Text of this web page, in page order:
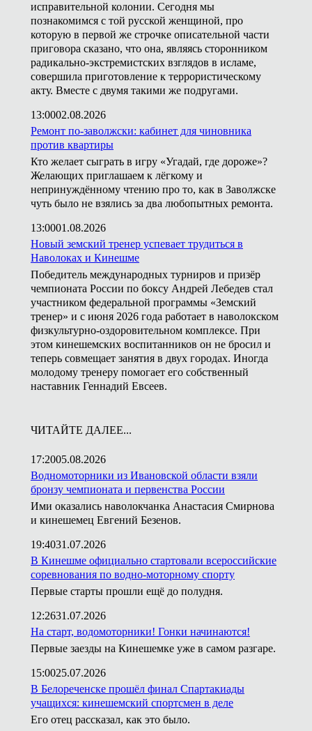
исправительной колонии. Сегодня мы
познакомимся с той русской женщиной, про
которую в первой же строчке описательной части
приговора сказано, что она, являясь сторонником
радикально-экстремистских взглядов в исламе,
совершила приготовление к террористическому
акту. Вместе с двумя такими же подругами.
13:0002.08.2026
Ремонт по-заволжски: кабинет для чиновника
против квартиры
Кто желает сыграть в игру «Угадай, где дороже»?
Желающих приглашаем к лёгкому и
непринуждённому чтению про то, как в Заволжске
чуть было не взялись за два любопытных ремонта.
13:0001.08.2026
Новый земский тренер успевает трудиться в
Наволоках и Кинешме
Победитель международных турниров и призёр
чемпионата России по боксу Андрей Лебедев стал
участником федеральной программы «Земский
тренер» и с июня 2026 года работает в наволокском
физкультурно-оздоровительном комплексе. При
этом кинешемских воспитанников он не бросил и
теперь совмещает занятия в двух городах. Иногда
молодому тренеру помогает его собственный
наставник Геннадий Евсеев.
ЧИТАЙТЕ ДАЛЕЕ...
17:2005.08.2026
Водномоторники из Ивановской области взяли
бронзу чемпионата и первенства России
Ими оказались наволокчанка Анастасия Смирнова
и кинешемец Евгений Безенов.
19:4031.07.2026
В Кинешме официально стартовали всероссийские
соревнования по водно-моторному спорту
Первые старты прошли ещё до полудня.
12:2631.07.2026
На старт, водомоторники! Гонки начинаются!
Первые заезды на Кинешемке уже в самом разгаре.
15:0025.07.2026
В Белореченске прошёл финал Спартакиады
учащихся: кинешемский спортсмен в деле
Его отец рассказал, как это было.